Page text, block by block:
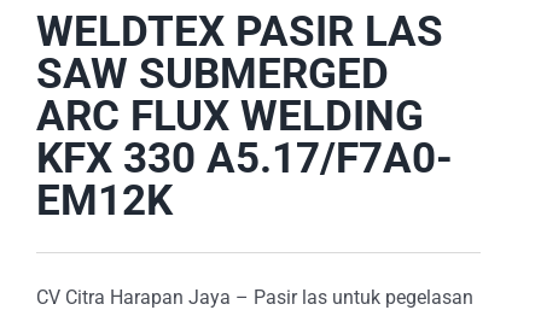
FOR:
WELDTEX PASIR LAS
SAW SUBMERGED
ARC FLUX WELDING
KFX 330 A5.17/F7A0-
EM12K
CV Citra Harapan Jaya – Pasir las untuk pegelasan